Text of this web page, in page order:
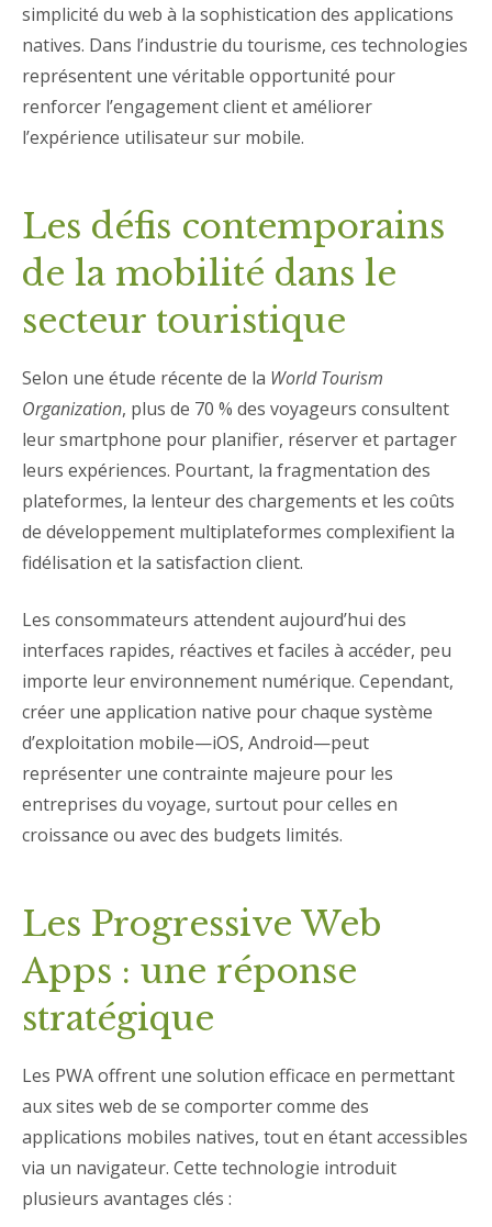
simplicité du web à la sophistication des applications
natives. Dans l’industrie du tourisme, ces technologies
représentent une véritable opportunité pour
renforcer l’engagement client et améliorer
l’expérience utilisateur sur mobile.
Les défis contemporains
de la mobilité dans le
secteur touristique
Selon une étude récente de la World Tourism
Organization, plus de 70 % des voyageurs consultent
leur smartphone pour planifier, réserver et partager
leurs expériences. Pourtant, la fragmentation des
plateformes, la lenteur des chargements et les coûts
de développement multiplateformes complexifient la
fidélisation et la satisfaction client.
Les consommateurs attendent aujourd’hui des
interfaces rapides, réactives et faciles à accéder, peu
importe leur environnement numérique. Cependant,
créer une application native pour chaque système
d’exploitation mobile—iOS, Android—peut
représenter une contrainte majeure pour les
entreprises du voyage, surtout pour celles en
croissance ou avec des budgets limités.
Les Progressive Web
Apps : une réponse
stratégique
Les PWA offrent une solution efficace en permettant
aux sites web de se comporter comme des
applications mobiles natives, tout en étant accessibles
via un navigateur. Cette technologie introduit
plusieurs avantages clés :